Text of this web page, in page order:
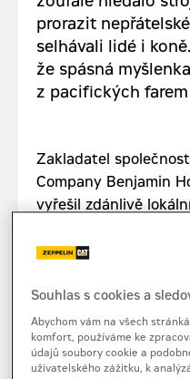
prorazit
selhávali lidé i
že spásná
z pacifických
Zakladatel
Company Benjamin
vyřešil zdánlivě
byly tak těžké, že se
V roce 1904 proto
pásovým systémem
přišroubovaných na
mechanický zázrak
Souhlas s cookies a
Abychom vám na všech
komfort, používáme ke
údajů soubory cookie a
uživatelského zážitku, k